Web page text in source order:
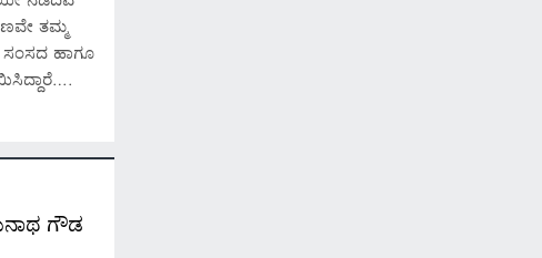
ತಮ್ಮ
ಸಂಸದ ಹಾಗೂ
ಗೌಡ